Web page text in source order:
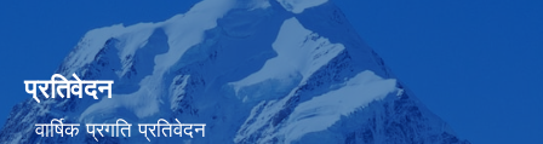
प्रतिवेदन
वार्षिक प्रगति प्रतिवेदन